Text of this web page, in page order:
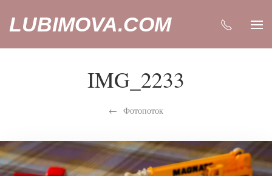
LUBIMOVA.COM
IMG_2233
Фотопоток